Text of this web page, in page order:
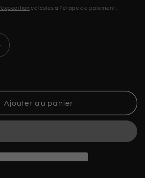
calculés à l'étape de paiement.
Ajouter au panier